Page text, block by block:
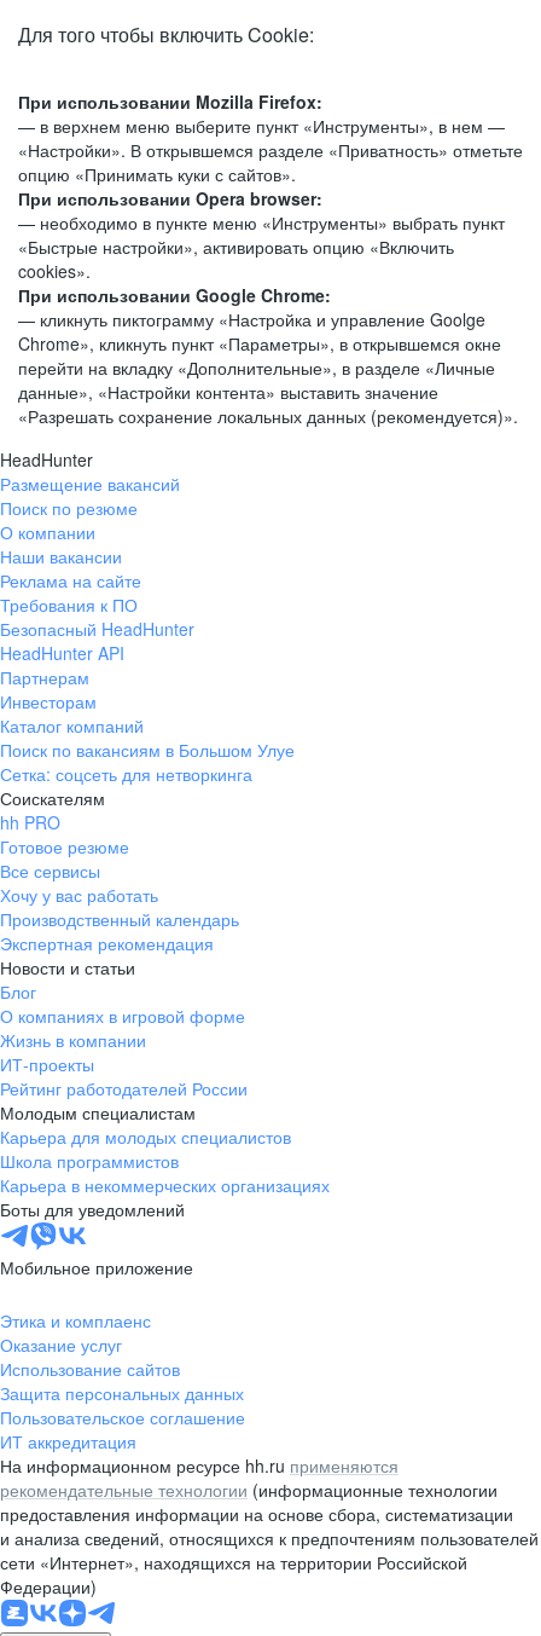
Для того чтобы включить Cookie:
При использовании Mozilla Firefox:
— в верхнем меню выберите пункт «Инструменты», в нем —
«Настройки». В открывшемся разделе «Приватность» отметьте
опцию «Принимать куки с сайтов».
При использовании Opera browser:
— необходимо в пункте меню «Инструменты» выбрать пункт
«Быстрые настройки», активировать опцию «Включить
cookies».
При использовании Google Chrome:
— кликнуть пиктограмму «Настройка и управление Goolge
Chrome», кликнуть пункт «Параметры», в открывшемся окне
перейти на вкладку «Дополнительные», в разделе «Личные
данные», «Настройки контента» выставить значение
«Разрешать сохранение локальных данных (рекомендуется)».
HeadHunter
Размещение вакансий
Поиск по резюме
О компании
Наши вакансии
Реклама на сайте
Требования к ПО
Безопасный HeadHunter
HeadHunter API
Партнерам
Инвесторам
Каталог компаний
Поиск по вакансиям в Большом Улуе
Сетка: соцсеть для нетворкинга
Соискателям
hh PRO
Готовое резюме
Все сервисы
Хочу у вас работать
Производственный календарь
Экспертная рекомендация
Новости и статьи
Блог
О компаниях в игровой форме
Жизнь в компании
ИТ-проекты
Рейтинг работодателей России
Молодым специалистам
Карьера для молодых специалистов
Школа программистов
Карьера в некоммерческих организациях
Боты для уведомлений
Мобильное приложение
Этика и комплаенс
Оказание услуг
Использование сайтов
Защита персональных данных
Пользовательское соглашение
ИТ аккредитация
На информационном ресурсе hh.ru применяются
рекомендательные технологии (информационные технологии
предоставления информации на основе сбора, систематизации
и анализа сведений, относящихся к предпочтениям пользователей
сети «Интернет», находящихся на территории Российской
Федерации)